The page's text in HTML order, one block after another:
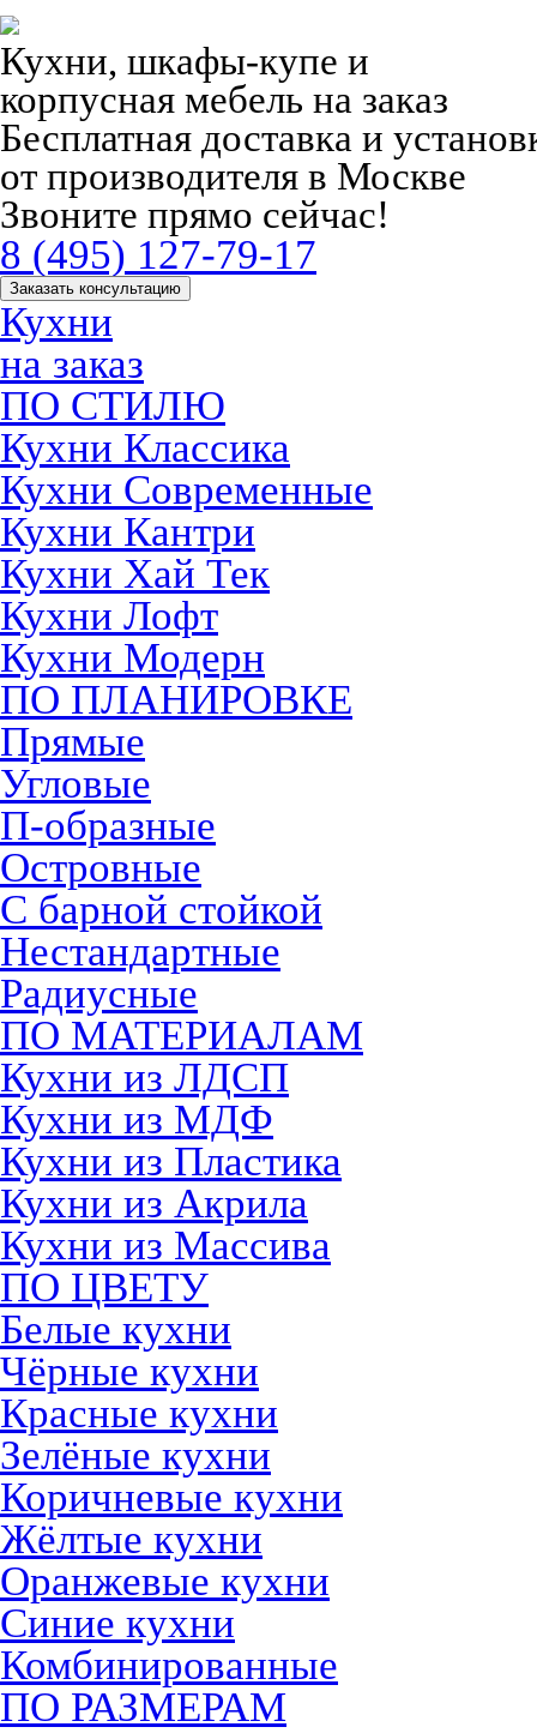
Кухни, шкафы-купе и
корпусная мебель на заказ
Бесплатная доставка и
от производителя в Москве
Звоните прямо сейчас!
8 (495) 127-79-17
Заказать консультацию
Кухни
на заказ
ПО СТИЛЮ
Кухни Классика
Кухни Современные
Кухни Кантри
Кухни Хай Тек
Кухни Лофт
Кухни Модерн
ПО ПЛАНИРОВКЕ
Прямые
Угловые
П-образные
Островные
С барной стойкой
Нестандартные
Радиусные
ПО МАТЕРИАЛАМ
Кухни из ЛДСП
Кухни из МДФ
Кухни из Пластика
Кухни из Акрила
Кухни из Массива
ПО ЦВЕТУ
Белые кухни
Чёрные кухни
Красные кухни
Зелёные кухни
Коричневые кухни
Жёлтые кухни
Оранжевые кухни
Синие кухни
Комбинированные
ПО РАЗМЕРАМ